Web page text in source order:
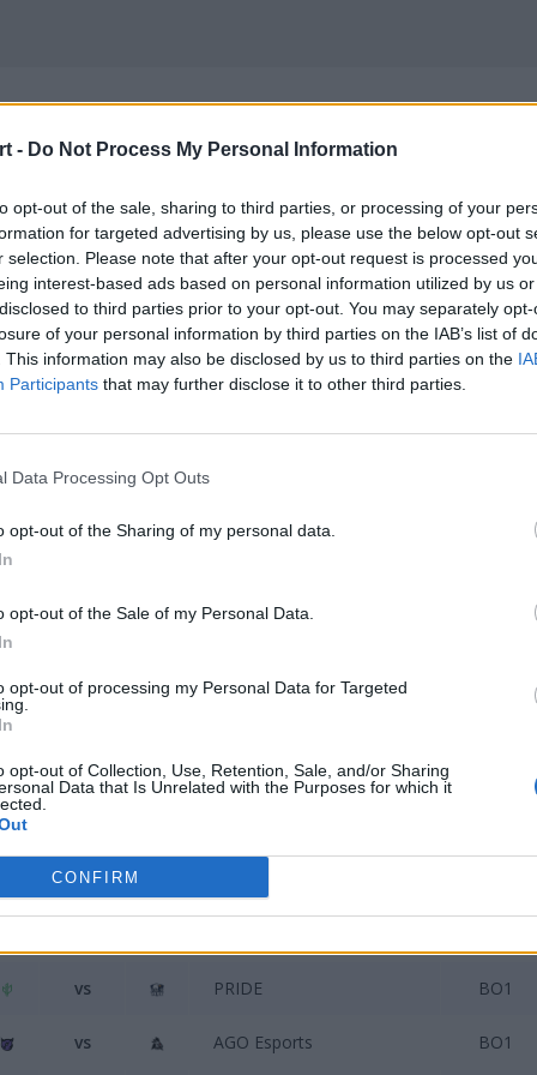
- Do Not Process My Personal Information
opt-out of the sale, sharing to third parties, or processing of your
for targeted advertising by us, please use the below opt-out
selection. Please note that after your opt-out request is processed
interest-based ads based on personal information utilized by us
to third parties prior to your opt-out. You may separately
of your personal information by third parties on the IAB’s list of
This information may also be disclosed by us to third parties on the
Participants that may further disclose it to other third parties.
Data Processing Opt Outs
opt-out of the Sharing of my personal data.
opt-out of the Sale of my Personal Data.
opt-out of processing my Personal Data for Targeted
opt-out of Collection, Use, Retention, Sale, and/or Sharing
Data that Is Unrelated with the Purposes for which it
CONFIRM
tygodnia dla
katowickiego IEM-a
z udziałem rodzimej
IEM-a wracają na serwery! Już dziś czeka nas aż
których czekają dwa starcia w trybie BO3. Foki
EURONICS Gaming w CSesport.com Cup #3.
staną kolejno Windigo (ESEA MDL Season 27) i
spotkaniu. Pierwsza z wymienionych drużyn
który pierwotnie miał się odbyć w miniony weekend.
vs
vs PRIDE BO1
vs AGO Esports BO1